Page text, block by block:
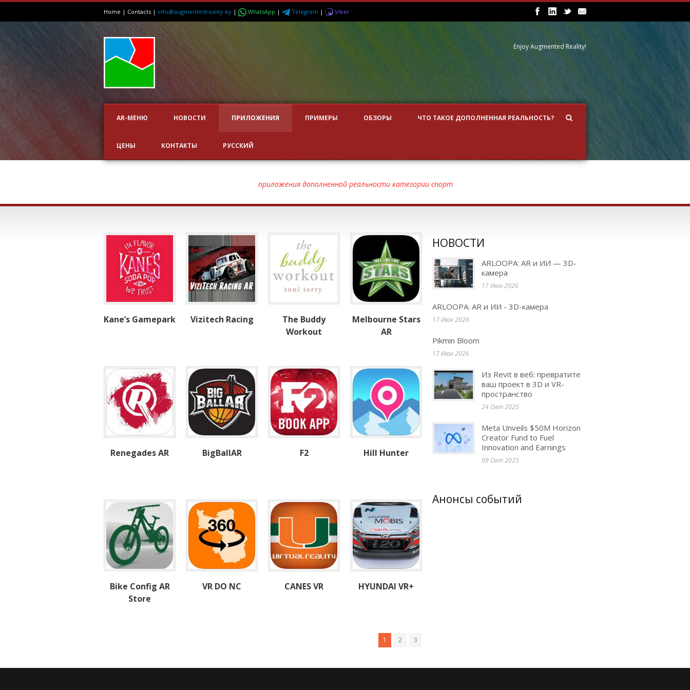
Home | Contacts | info@augmentedreality.by | WhatsApp | Telegram | Viber
Enjoy Augmented Reality!
AR-МЕНЮ НОВОСТИ ПРИЛОЖЕНИЯ ПРИМЕРЫ ОБЗОРЫ ЧТО ТАКОЕ ДОПОЛНЕННАЯ РЕАЛЬНОСТЬ?
ЦЕНЫ КОНТАКТЫ РУССКИЙ
приложения дополненной реальности категории спорт
Kane’s Gamepark Vizitech Racing
The Buddy
Workout
Melbourne Stars
AR
Renegades AR BigBallAR F2 Hill Hunter
Bike Config AR
Store
VR DO NC CANES VR HYUNDAI VR+
1 2 3
НОВОСТИ
ARLOOPA: AR и ИИ — 3D-
камера
17 Июн 2026
ARLOOPA: AR и ИИ - 3D-камера
17 Июн 2026
Pikmin Bloom
17 Июн 2026
Из Revit в веб: превратите
ваш проект в 3D и VR-
пространство
24 Окт 2025
Meta Unveils $50M Horizon
Creator Fund to Fuel
Innovation and Earnings
09 Окт 2025
Анонсы событий